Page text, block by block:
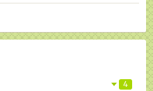
4